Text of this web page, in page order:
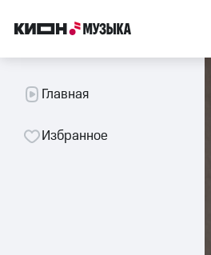
Главная
Избранное